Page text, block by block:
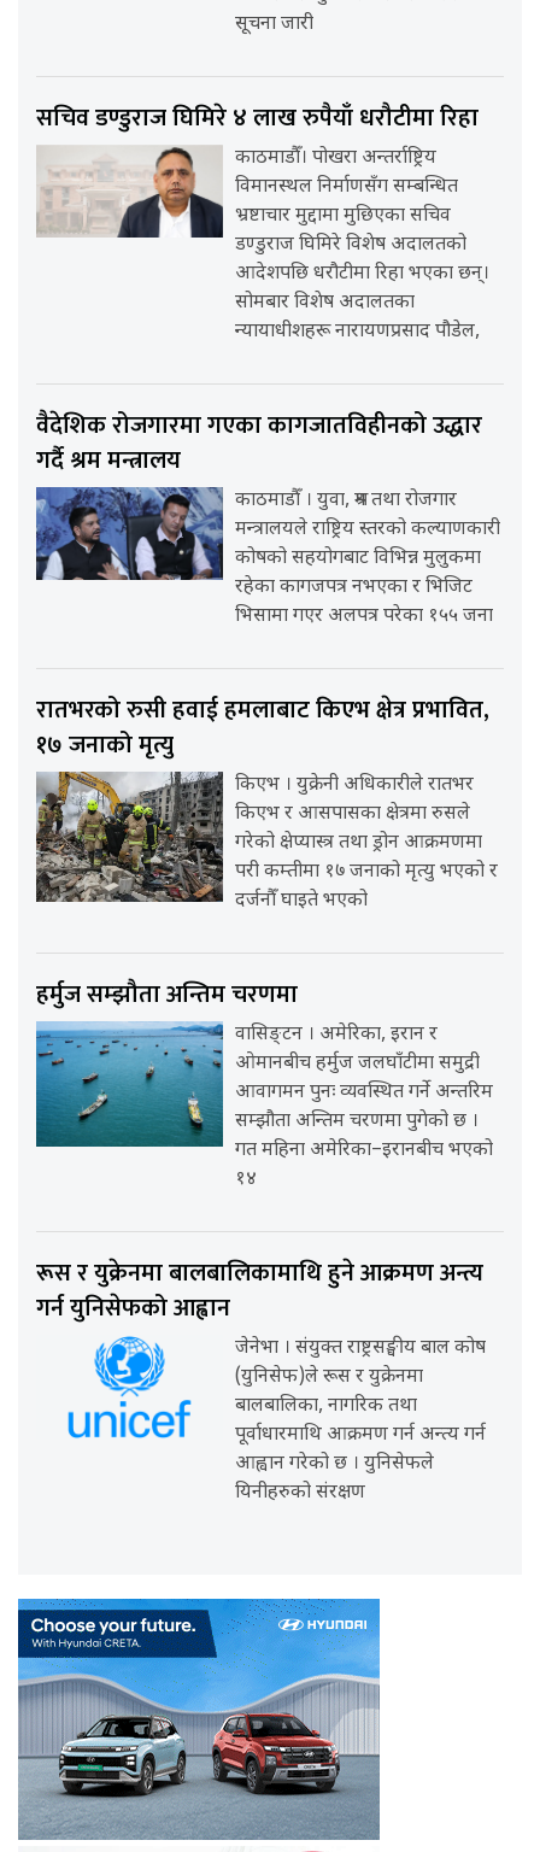
सूचना जारी
सचिव डण्डुराज घिमिरे ४ लाख रुपैयाँ धरौटीमा रिहा
काठमाडौँ। पोखरा अन्तर्राष्ट्रिय
विमानस्थल निर्माणसँग सम्बन्धित
भ्रष्टाचार मुद्दामा मुछिएका सचिव
डण्डुराज घिमिरे विशेष अदालतको
आदेशपछि धरौटीमा रिहा भएका छन्।
सोमबार विशेष अदालतका
न्यायाधीशहरू नारायणप्रसाद पौडेल,
वैदेशिक रोजगारमा गएका कागजातविहीनको उद्धार
गर्दै श्रम मन्त्रालय
काठमाडौँ । युवा, श्रम तथा रोजगार
मन्त्रालयले राष्ट्रिय स्तरको कल्याणकारी
कोषको सहयोगबाट विभिन्न मुलुकमा
रहेका कागजपत्र नभएका र भिजिट
भिसामा गएर अलपत्र परेका १५५ जना
रातभरको रुसी हवाई हमलाबाट किएभ क्षेत्र प्रभावित,
१७ जनाको मृत्यु
किएभ । युक्रेनी अधिकारीले रातभर
किएभ र आसपासका क्षेत्रमा रुसले
गरेको क्षेप्यास्त्र तथा ड्रोन आक्रमणमा
परी कम्तीमा १७ जनाको मृत्यु भएको र
दर्जनौँ घाइते भएको
हर्मुज सम्झौता अन्तिम चरणमा
वासिङ्टन । अमेरिका, इरान र
ओमानबीच हर्मुज जलघाँटीमा समुद्री
आवागमन पुनः व्यवस्थित गर्ने अन्तरिम
सम्झौता अन्तिम चरणमा पुगेको छ ।
गत महिना अमेरिका–इरानबीच भएको
१४
रूस र युक्रेनमा बालबालिकामाथि हुने आक्रमण अन्त्य
गर्न युनिसेफको आह्वान
जेनेभा । संयुक्त राष्ट्रसङ्घीय बाल कोष
(युनिसेफ)ले रूस र युक्रेनमा
बालबालिका, नागरिक तथा
पूर्वाधारमाथि आक्रमण गर्न अन्त्य गर्न
आह्वान गरेको छ । युनिसेफले
यिनीहरुको संरक्षण